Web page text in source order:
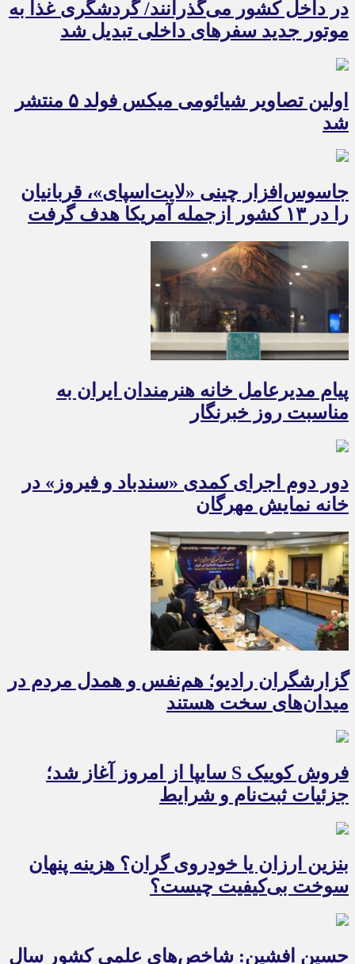
در داخل کشور می‌گذرانند/ گردشگری غذا به
موتور جدید سفرهای داخلی تبدیل شد
اولین تصاویر شیائومی میکس فولد ۵ منتشر
شد
جاسوس‌افزار چینی «لایت‌اسپای»، قربانیان
را در ۱۳ کشور ازجمله آمریکا هدف گرفت
پیام مدیرعامل خانه هنرمندان ایران به
مناسبت روز خبرنگار
دور دوم اجرای کمدی «سندباد و فیروز» در
خانه نمایش مهرگان
گزارشگران رادیو؛ هم‌نفس و همدل مردم در
میدان‌های سخت هستند
فروش کوییک S سایپا از امروز آغاز شد؛
جزئیات ثبت‌نام و شرایط
بنزین ارزان یا خودروی گران؟ هزینه پنهان
سوخت بی‌کیفیت چیست؟
حسین افشین: شاخص‌های علمی کشور سال